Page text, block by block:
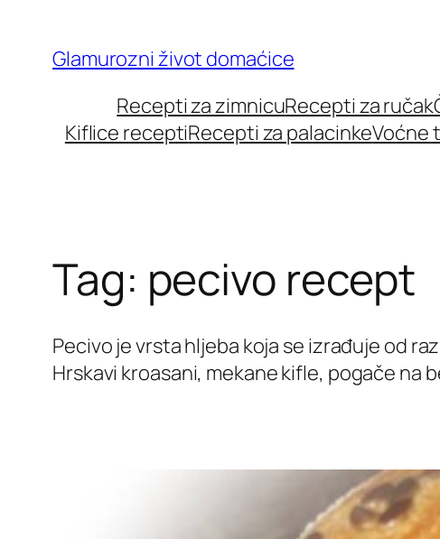
content
Glamurozni život domaćice
Recepti za zimnicuRecepti za ručak
Kiflice receptiRecepti za palacinkeVoćne
Tag: pecivo recept
Pecivo je vrsta hljeba koja se izrađuje od
Hrskavi kroasani, mekane kifle, pogače na